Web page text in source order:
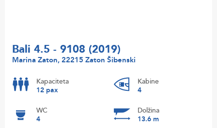
Bali 4.5 - 9108 (2019)
Marina Zaton, 22215 Zaton Šibenski
Kapaciteta
12 pax
Kabine
4
WC
4
Dolžina
13.6 m